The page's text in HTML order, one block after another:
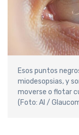
Esos puntos
miodesopsias, y
moverse o flotar
(Foto: AI /